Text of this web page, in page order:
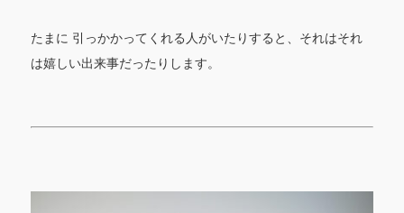
たまに 引っかかってくれる人がいたりすると、それはそれ
は嬉しい出来事だったりします。